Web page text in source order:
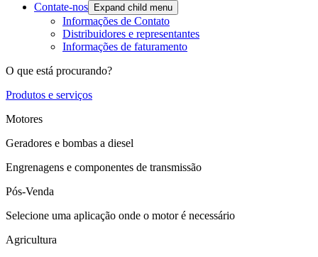
Contate-nos
Expand child menu
Informações de Contato
Distribuidores e representantes
Informações de faturamento
O que está procurando?
Produtos e serviços
Motores
Geradores e bombas a diesel
Engrenagens e componentes de transmissão
Pós-Venda
Selecione uma aplicação onde o motor é necessário
Agricultura